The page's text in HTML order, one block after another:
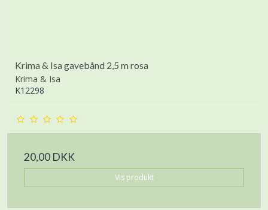
Krima & Isa gavebånd 2,5 m rosa
Krima & Isa
K12298
20,00 DKK
Vis produkt